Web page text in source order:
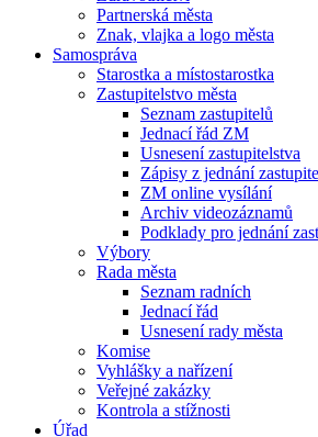
Partnerská města
Znak, vlajka a logo města
Samospráva
Starostka a místostarostka
Zastupitelstvo města
Seznam zastupitelů
Jednací řád ZM
Usnesení zastupitelstva
Zápisy z jednání
ZM online vysílání
Archiv videozáznamů
Podklady pro jednání
Výbory
Rada města
Seznam radních
Jednací řád
Usnesení rady města
Komise
Vyhlášky a nařízení
Veřejné zakázky
Kontrola a stížnosti
Úřad